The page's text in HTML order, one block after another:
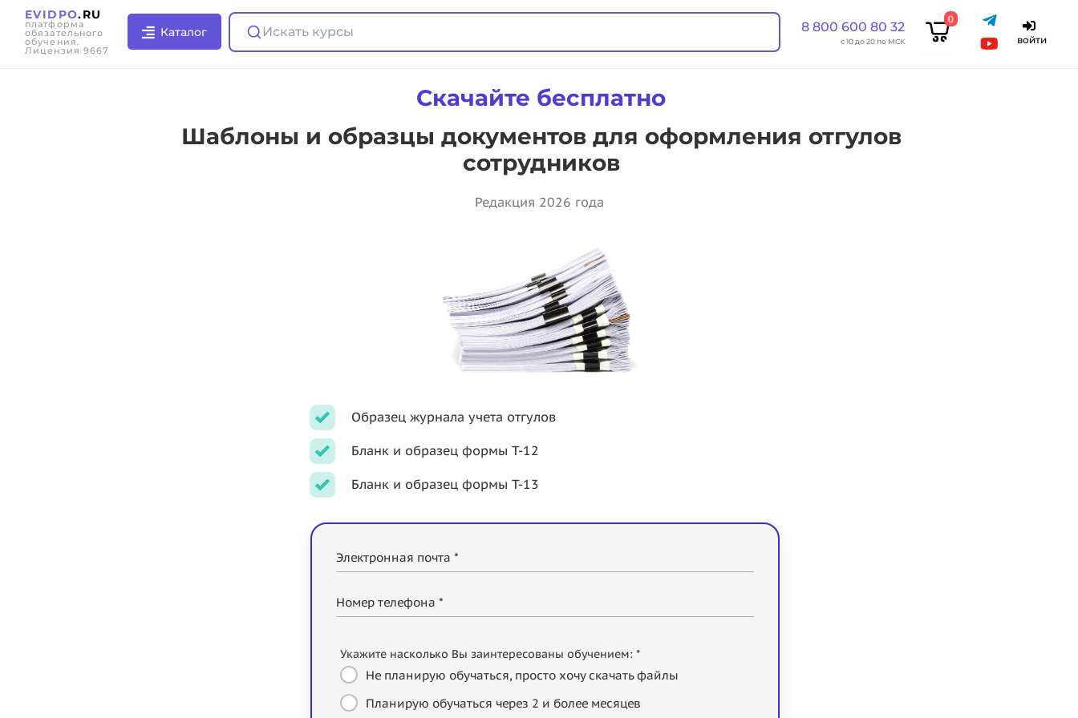
EVIDPO.RU
платформа
обязательного
обучения.
Лицензия 9667
Каталог Искать курсы 8 800 600 80 32
с 10 до 20 по МСК
0
войти
Скачайте бесплатно
Шаблоны и образцы документов для оформления отгулов
сотрудников
Редакция 2026 года
Образец журнала учета отгулов
Бланк и образец формы Т-12
Бланк и образец формы Т-13
Электронная почта *
Номер телефона *
Укажите насколько Вы заинтересованы обучением: *
Не планирую обучаться, просто хочу скачать файлы
Планирую обучаться через 2 и более месяцев